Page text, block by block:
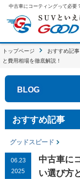
トップページ おすすめ記事
と費用相場を徹底解説！
BLOG
おすすめ記事
グッドスピード
06.23
2025
中古車に
い選び方